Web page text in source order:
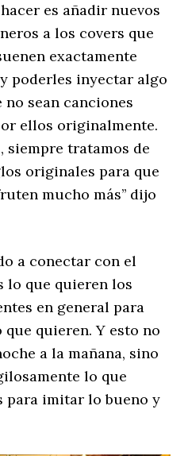
es añadir nuevos
a los covers que
exactamente
poderles inyectar algo
no sean canciones
ellos originalmente.
siempre tratamos de
originales para que
mucho más’’ dijo
a conectar con el
lo que quieren los
en general para
quieren. Y esto no
a la mañana, sino
lo que
para imitar lo bueno y